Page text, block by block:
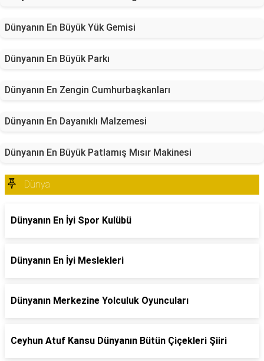
Dünyanın En Büyük Yük Gemisi
Dünyanın En Büyük Parkı
Dünyanın En Zengin Cumhurbaşkanları
Dünyanın En Dayanıklı Malzemesi
Dünyanın En Büyük Patlamış Mısır Makinesi
Dünya
Dünyanın En İyi Spor Kulübü
Dünyanın En İyi Meslekleri
Dünyanın Merkezine Yolculuk Oyuncuları
Ceyhun Atuf Kansu Dünyanın Bütün Çiçekleri Şiiri